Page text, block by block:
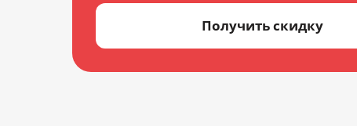
Получить скидку